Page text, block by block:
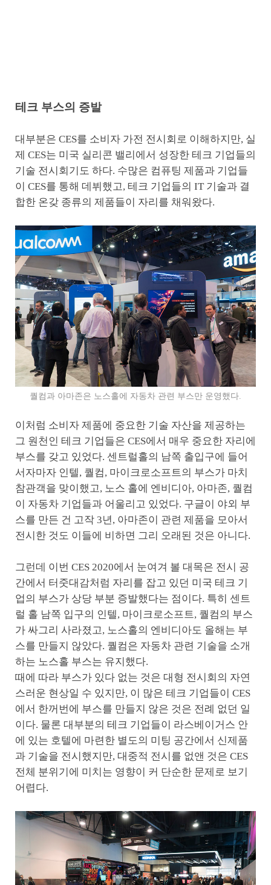
테크 부스의 증발
대부분은 CES를 소비자 가전 전시회로 이해하지만, 실
제 CES는 미국 실리콘 밸리에서 성장한 테크 기업들의
기술 전시회기도 하다. 수많은 컴퓨팅 제품과 기업들
이 CES를 통해 데뷔했고, 테크 기업들의 IT 기술과 결
합한 온갖 종류의 제품들이 자리를 채워왔다.
퀄컴과 아마존은 노스홀에 자동차 관련 부스만 운영했다.
이처럼 소비자 제품에 중요한 기술 자산을 제공하는
그 원천인 테크 기업들은 CES에서 매우 중요한 자리에
부스를 갖고 있었다. 센트럴홀의 남쪽 출입구에 들어
서자마자 인텔, 퀄컴, 마이크로소프트의 부스가 마치
참관객을 맞이했고, 노스 홀에 엔비디아, 아마존, 퀄컴
이 자동차 기업들과 어울리고 있었다. 구글이 야외 부
스를 만든 건 고작 3년, 아마존이 관련 제품을 모아서
전시한 것도 이들에 비하면 그리 오래된 것은 아니다.
그런데 이번 CES 2020에서 눈여겨 볼 대목은 전시 공
간에서 터줏대감처럼 자리를 잡고 있던 미국 테크 기
업의 부스가 상당 부분 증발했다는 점이다. 특히 센트
럴 홀 남쪽 입구의 인텔, 마이크로소프트, 퀄컴의 부스
가 싸그리 사라졌고, 노스홀의 엔비디아도 올해는 부
스를 만들지 않았다. 퀄컴은 자동차 관련 기술을 소개
하는 노스홀 부스는 유지했다.
때에 따라 부스가 있다 없는 것은 대형 전시회의 자연
스러운 현상일 수 있지만, 이 많은 테크 기업들이 CES
에서 한꺼번에 부스를 만들지 않은 것은 전례 없던 일
이다. 물론 대부분의 테크 기업들이 라스베이거스 안
에 있는 호텔에 마련한 별도의 미팅 공간에서 신제품
과 기술을 전시했지만, 대중적 전시를 없앤 것은 CES
전체 분위기에 미치는 영향이 커 단순한 문제로 보기
어렵다.